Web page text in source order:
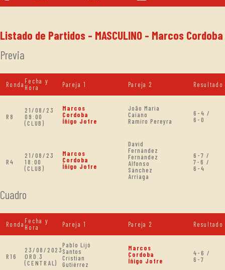
Listado de Partidos - MASCULINO - Marcos Cordoba
Previa
Ronda Fecha y
Hora
Pareja 1 Pareja 2 Resultado
R8
21/08/23
09:00
(CLUB)
Marcos
Cordoba
Íñigo Jofre
João Maria
Caiano
Ramiro Pereyra
6-4 /
6-0
R4
21/08/23
18:00
(CLUB)
Marcos
Cordoba
Íñigo Jofre
David
Fernández
Fernández
Alfonso
Sánchez
Arriaga
6-7 /
7-6 /
6-4
Cuadro
Ronda Fecha y
Hora
Pareja 1 Pareja 2 Resultado
R16
23/08/2023
ORD.3
(CENTRAL)
Pablo Lijó
Santos
Cristian
Gutiérrez
Marcos
Cordoba
Íñigo Jofre
4-6 /
6-7